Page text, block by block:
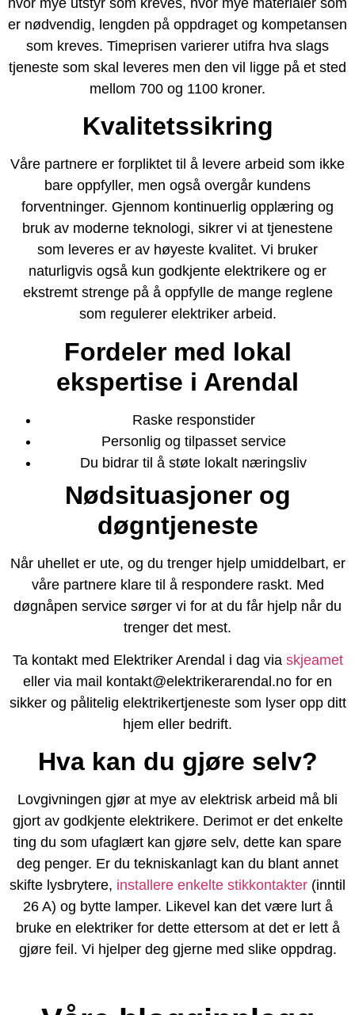
er nødvendig, lengden på oppdraget og kompetansen
som kreves. Timeprisen varierer utifra hva slags
tjeneste som skal leveres men den vil ligge på et sted
mellom 700 og 1100 kroner.
Kvalitetssikring
Våre partnere er forpliktet til å levere arbeid som ikke
bare oppfyller, men også overgår kundens
forventninger. Gjennom kontinuerlig opplæring og
bruk av moderne teknologi, sikrer vi at tjenestene
som leveres er av høyeste kvalitet. Vi bruker
naturligvis også kun godkjente elektrikere og er
ekstremt strenge på å oppfylle de mange reglene
som regulerer elektriker arbeid.
Fordeler med lokal
ekspertise i Arendal
Raske responstider
Personlig og tilpasset service
Du bidrar til å støte lokalt næringsliv
Nødsituasjoner og
døgntjeneste
Når uhellet er ute, og du trenger hjelp umiddelbart, er
våre partnere klare til å respondere raskt. Med
døgnåpen service sørger vi for at du får hjelp når du
trenger det mest.
Ta kontakt med Elektriker Arendal i dag via skjeamet
eller via mail kontakt@elektrikerarendal.no for en
sikker og pålitelig elektrikertjeneste som lyser opp ditt
hjem eller bedrift.
Hva kan du gjøre selv?
Lovgivningen gjør at mye av elektrisk arbeid må bli
gjort av godkjente elektrikere. Derimot er det enkelte
ting du som ufaglært kan gjøre selv, dette kan spare
deg penger. Er du tekniskanlagt kan du blant annet
skifte lysbrytere, installere enkelte stikkontakter (inntil
26 A) og bytte lamper. Likevel kan det være lurt å
bruke en elektriker for dette ettersom at det er lett å
gjøre feil. Vi hjelper deg gjerne med slike oppdrag.